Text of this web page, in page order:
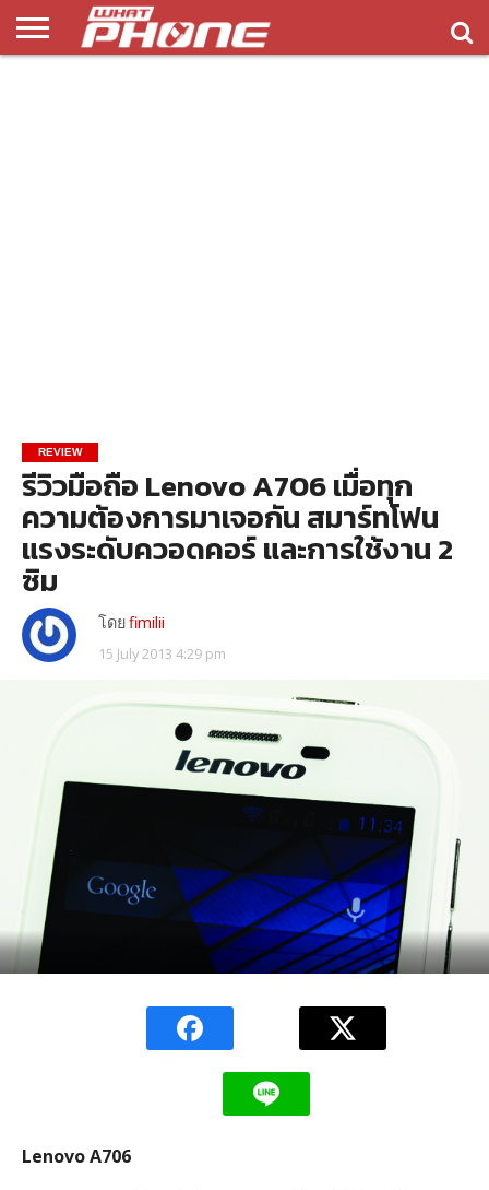
REVIEW
รีวิวมือถือ Lenovo A706 เมื่อทุก
ความต้องการมาเจอกัน สมาร์ทโฟน
แรงระดับควอดคอร์ และการใช้งาน 2
ซิม
โดยfimilii
15 July 2013 4:29 pm
Lenovo A706